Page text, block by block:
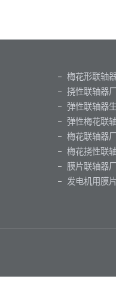
梅花形联轴
挠性联轴器
弹性梅花联
梅花联轴器
梅花挠性联
膜片联轴器